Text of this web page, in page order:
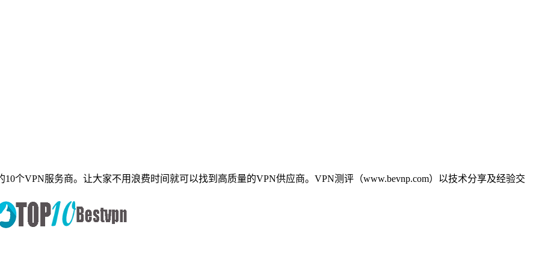
个VPN服务商。让大家不用浪费时间就可以找到高质量的VPN供应商。VPN测评（www.bevnp.com）以技术分享及经验交